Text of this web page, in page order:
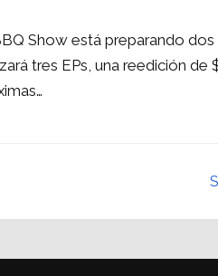
Show está preparando
tres EPs, una reedición de